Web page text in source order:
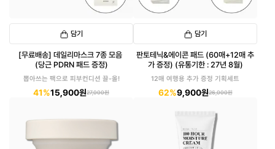
담기
[무료배송] 데일리마스크 7종 모음
(당근 PDRN 패드 증정)
뽑아쓰는 팩으로 피부컨디션 끌-올!
41%15,900원27,000원
담기
판토테닉&에이콘 패드 (60매+12매 추
가 증정) (유통기한 : 27년 8월)
12매 여행용 추가 증정 기획세트
62%9,900원26,000원